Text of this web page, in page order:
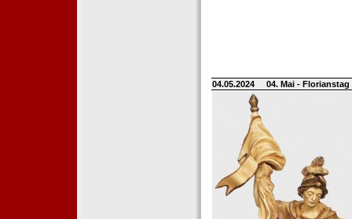
04.05.2024 04. Mai -